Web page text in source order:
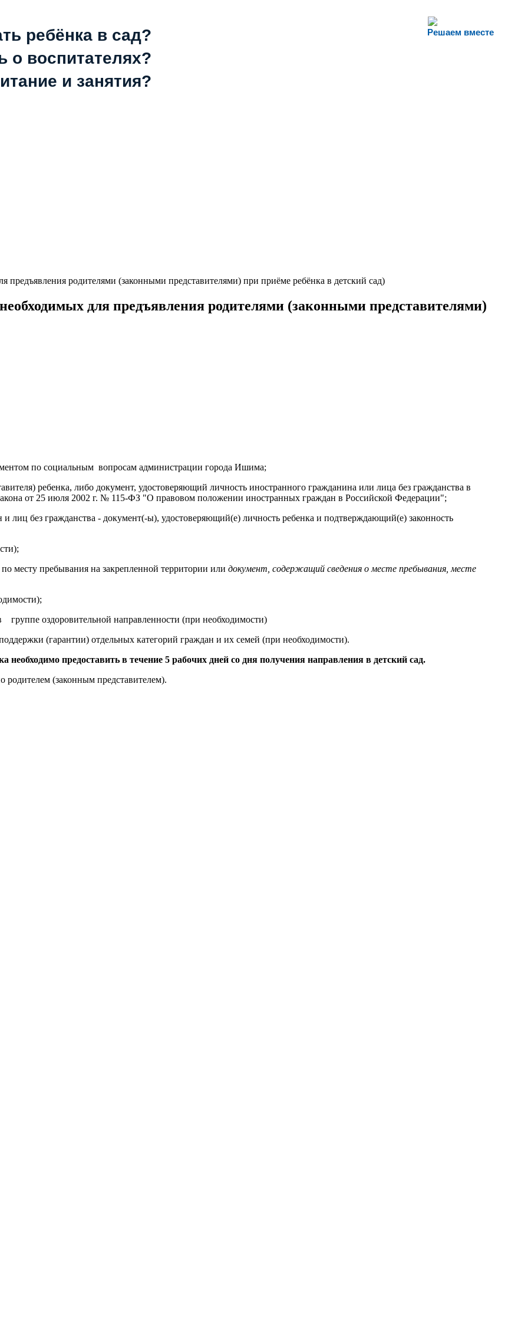
Решаем вместе
ребёнка в сад?
о воспитателях?
и занятия?
родителями (законными представителями) при приёме ребёнка в детский сад)
для предъявления родителями (законными представителями)
по социальным вопросам администрации города Ишима;
ребенка, либо документ, удостоверяющий личность иностранного гражданина или лица без гражданства в
от 25 июля 2002 г. № 115-ФЗ "О правовом положении иностранных граждан в Российской Федерации";
лиц без гражданства - документ(-ы), удостоверяющий(е) личность ребенка и подтверждающий(е) законность
месту пребывания на закрепленной территории или документ, содержащий сведения о месте пребывания, месте
оздоровительной направленности (при необходимости)
(гарантии) отдельных категорий граждан и их семей (при необходимости).
необходимо предоставить в течение 5 рабочих дней со дня получения направления в детский сад.
родителем (законным представителем).